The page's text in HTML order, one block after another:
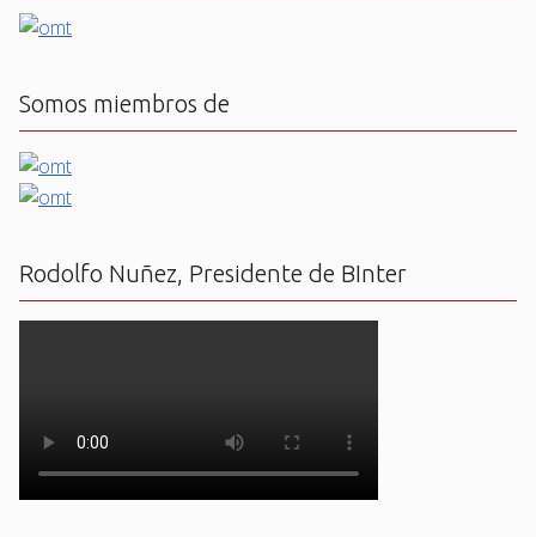
Somos miembros de
Rodolfo Nuñez, Presidente de BInter